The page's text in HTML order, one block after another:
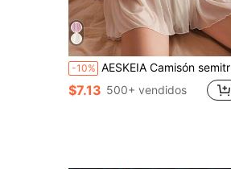
-10% AESKEIA Camisón semitransparente y sexy para mujer, con tirantes tentadores y ropa interior erótica con tanga, Camisón para salir
$7.13 500+ vendidos